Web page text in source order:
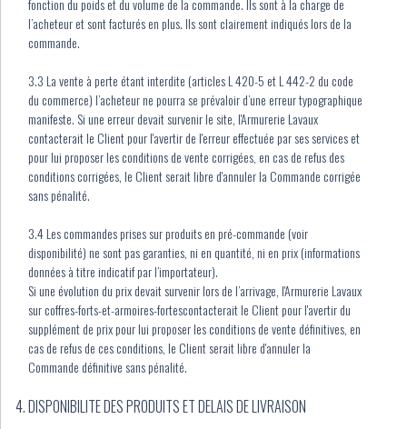
fonction du poids et du volume de la commande. Ils sont à la charge de
l’acheteur et sont facturés en plus. Ils sont clairement indiqués lors de la
commande.
3.3 La vente à perte étant interdite (articles L 420-5 et L 442-2 du code
du commerce) l’acheteur ne pourra se prévaloir d’une erreur typographique
manifeste. Si une erreur devait survenir le site, l'Armurerie Lavaux
contacterait le Client pour l'avertir de l'erreur effectuée par ses services et
pour lui proposer les conditions de vente corrigées, en cas de refus des
conditions corrigées, le Client serait libre d'annuler la Commande corrigée
sans pénalité.
3.4 Les commandes prises sur produits en pré-commande (voir
disponibilité) ne sont pas garanties, ni en quantité, ni en prix (informations
données à titre indicatif par l’importateur).
Si une évolution du prix devait survenir lors de l’arrivage, l'Armurerie Lavaux
sur coffres-forts-et-armoires-fortescontacterait le Client pour l'avertir du
supplément de prix pour lui proposer les conditions de vente définitives, en
cas de refus de ces conditions, le Client serait libre d'annuler la
Commande définitive sans pénalité.
DISPONIBILITE DES PRODUITS ET DELAIS DE LIVRAISON